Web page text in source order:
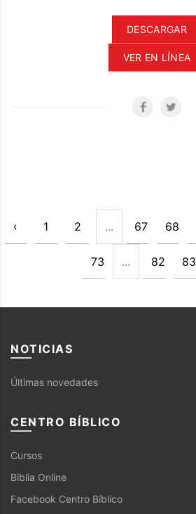
DESCARGAR
VER EN LÍNEA
‹ 1 2 ... 67 68
73 ... 82 83
NOTICIAS
Últimas novedades
CENTRO BÍBLICO
Cursos
Biblia Online
Facebook Centro Bíblico